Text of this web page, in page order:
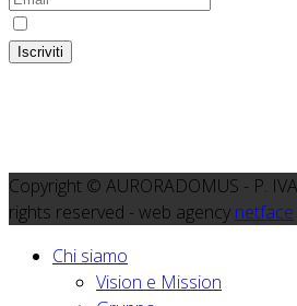
Iscriviti
Copyright © AURORADOMUS - P.
rights reserved - web agency netface
Chi siamo
Vision e Mission